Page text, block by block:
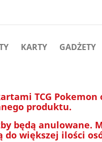
KARTY GADŻETY
TCG Pokemon
produktu.
będą anulowane.
większej ilości